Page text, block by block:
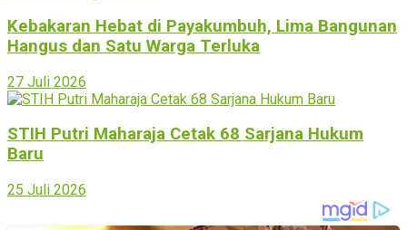
Kebakaran Hebat di Payakumbuh, Lima Bangunan
Hangus dan Satu Warga Terluka
27 Juli 2026
STIH Putri Maharaja Cetak 68 Sarjana Hukum
Baru
25 Juli 2026